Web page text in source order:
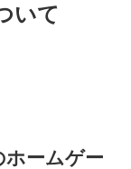
いて
ホームゲー